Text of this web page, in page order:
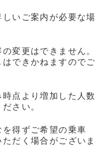
いご案内が必要な場
変更はできません。
できかねますのでご
点より増加した人数
さい。
を得ずご希望の乗車
だく場合がございま